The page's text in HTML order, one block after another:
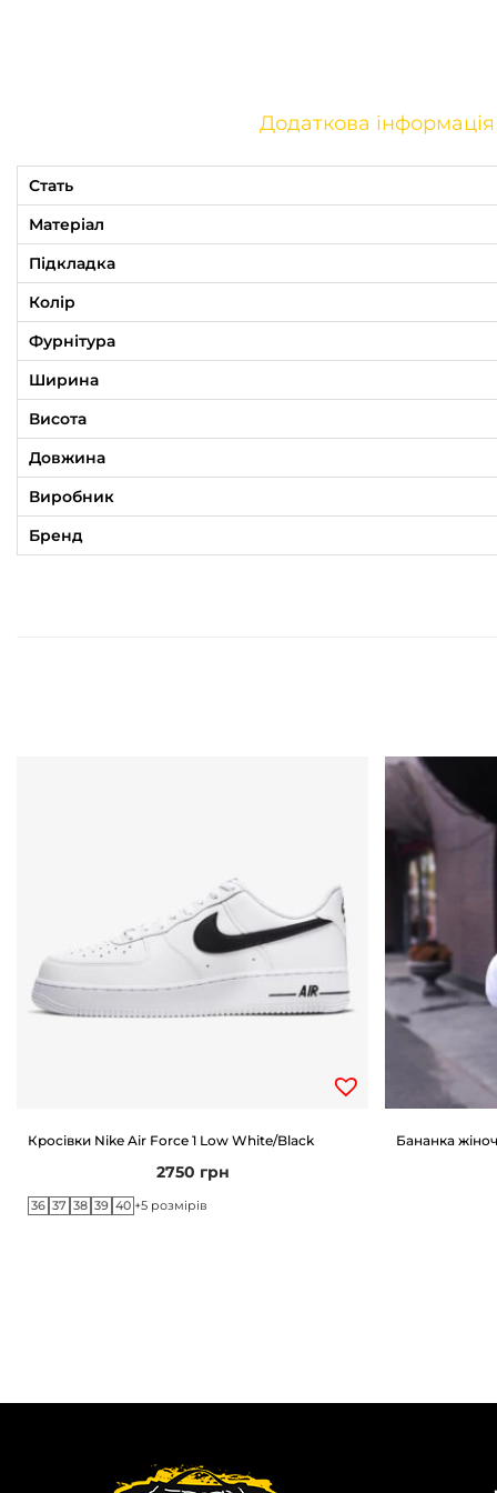
Додаткова інформація
Стать
Матеріал
Підкладка
Колір
Фурнітура
Ширина
Висота
Довжина
Виробник
Бренд
Кросівки Nike Air Force 1 Low White/Black
2750 грн
36 37 38 39 40 +5 розмірів
Бананка